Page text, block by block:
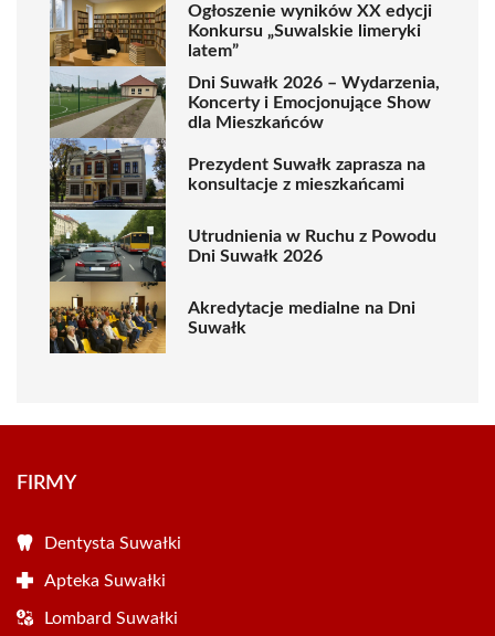
Ogłoszenie wyników XX edycji
Konkursu „Suwalskie limeryki
latem”
Dni Suwałk 2026 – Wydarzenia,
Koncerty i Emocjonujące Show
dla Mieszkańców
Prezydent Suwałk zaprasza na
konsultacje z mieszkańcami
Utrudnienia w Ruchu z Powodu
Dni Suwałk 2026
Akredytacje medialne na Dni
Suwałk
FIRMY
Dentysta Suwałki
Apteka Suwałki
Lombard Suwałki